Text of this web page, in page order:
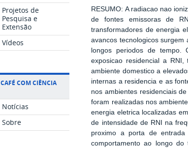
Projetos de
Pesquisa e
Extensão
Vídeos
CAFÉ COM CIÊNCIA
Notícias
Sobre
RESUMO: A radiacao nao
de fontes emissoras de
transformadores de energia
avancos tecnologicos surgem
longos periodos de tempo.
exposicao residencial a
ambiente domestico a
internas a residencia e as
nos ambientes residenciais
foram realizadas nos
energia eletrica localizadas
de intensidade de RNI na
proximo a porta de
comportamento ao longo do